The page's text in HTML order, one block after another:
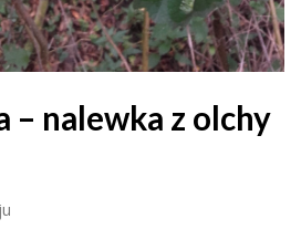
– nalewka z olchy